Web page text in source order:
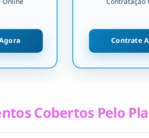
Contrate
Cobertos Pelo